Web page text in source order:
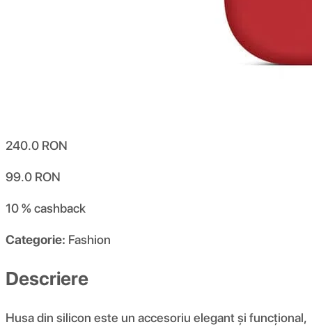
240.0 RON
99.0 RON
10 %cashback
Categorie: Fashion
Descriere
Husa din silicon este un accesoriu elegant și funcțional,